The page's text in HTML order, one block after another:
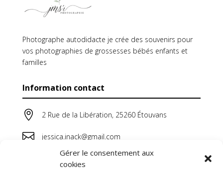
Gérer le consentement aux
cookies
Photographe autodidacte je crée des souvenirs pour
vos photographies de grossesses bébés enfants et
familles
Information contact
 2 Rue de la Libération, 25260 Étouvans
 jessica.inack@gmail.com
06 64 44 38 20